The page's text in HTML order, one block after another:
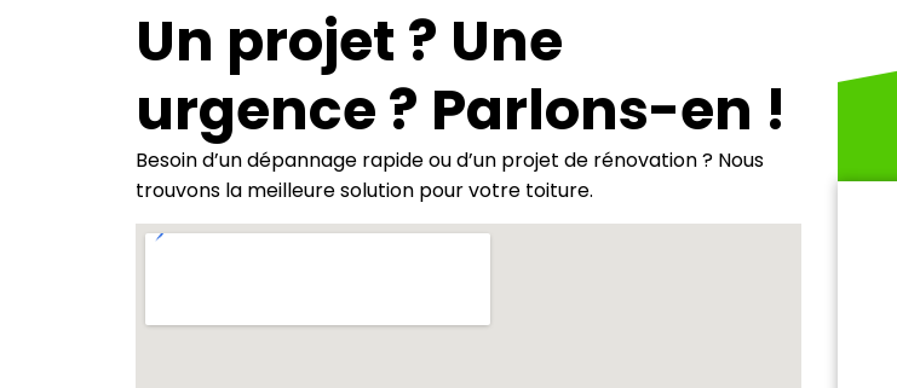
Un projet ? Une
urgence ? Parlons-en !
Besoin d’un dépannage rapide ou d’un projet de rénovation ? Nous
trouvons la meilleure solution pour votre toiture.